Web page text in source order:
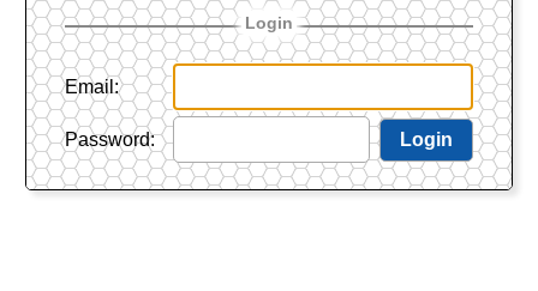
Login
Email :
Password: Login